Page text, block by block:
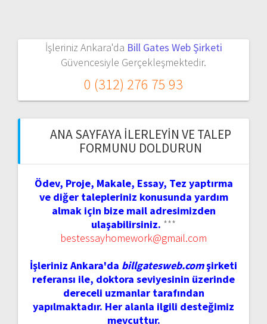
İşleriniz Ankara'da Bill Gates Web Şirketi
Güvencesiyle Gerçekleşmektedir.
0 (312) 276 75 93
ANA SAYFAYA İLERLEYIN VE TALEP
FORMUNU DOLDURUN
Ödev, Proje, Makale, Essay, Tez yaptırma
ve diğer talepleriniz konusunda yardım
almak için bize mail adresimizden
ulaşabilirsiniz. ***
bestessayhomework@gmail.com
İşleriniz Ankara'da billgatesweb.comşirketi
referansı ile, doktora seviyesinin üzerinde
dereceli uzmanlar tarafından
yapılmaktadır. Her alanla ilgili desteğimiz
mevcuttur.